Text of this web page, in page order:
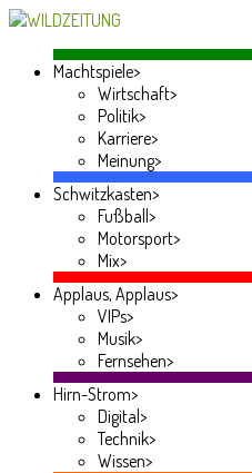
Machtspiele>
Wirtschaft>
Politik>
Karriere>
Meinung>
Schwitzkasten>
Fußball>
Motorsport>
Mix>
Applaus, Applaus>
VIPs>
Musik>
Fernsehen>
Hirn-Strom>
Digital>
Technik>
Wissen>